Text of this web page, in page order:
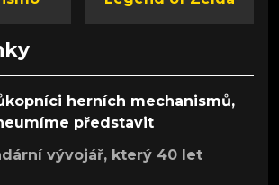
herních mechanismů,
představit
vývojář, který 40 let